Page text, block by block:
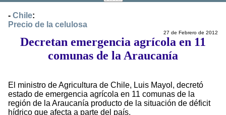
- Chile:
Precio de la celulosa
27 de Febrero de 2012
Decretan emergencia agrícola en 11
comunas de la Araucanía
El ministro de Agricultura de Chile, Luis Mayol, decretó
estado de emergencia agrícola en 11 comunas de la
región de la Araucanía producto de la situación de déficit
hídrico que afecta a parte del país.